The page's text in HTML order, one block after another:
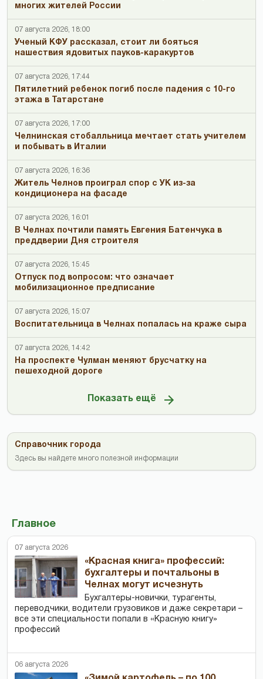
многих жителей России
07 августа 2026, 18:00
Ученый КФУ рассказал, стоит ли бояться
нашествия ядовитых пауков-каракуртов
07 августа 2026, 17:44
Пятилетний ребенок погиб после падения с 10-го
этажа в Татарстане
07 августа 2026, 17:00
Челнинская стобалльница мечтает стать учителем
и побывать в Италии
07 августа 2026, 16:36
Житель Челнов проиграл спор с УК из-за
кондиционера на фасаде
07 августа 2026, 16:01
В Челнах почтили память Евгения Батенчука в
преддверии Дня строителя
07 августа 2026, 15:45
Отпуск под вопросом: что означает
мобилизационное предписание
07 августа 2026, 15:07
Воспитательница в Челнах попалась на краже сыра
07 августа 2026, 14:42
На проспекте Чулман меняют брусчатку на
пешеходной дороге
Показать ещё
Справочник города
Здесь вы найдете много полезной информации
Главное
07 августа 2026
«Красная книга» профессий:
бухгалтеры и почтальоны в
Челнах могут исчезнуть
Бухгалтеры-новички, тур­агенты,
переводчики, водители грузовиков и даже секретари –
все эти специальности попали в «Красную книгу»
профессий
06 августа 2026